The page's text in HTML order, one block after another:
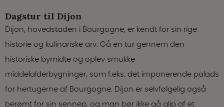
Dagstur til Dijon
Dijon, hovedstaden i Bourgogne, er kendt for sin rige
historie og kulinariske arv. Gå en tur gennem den
historiske bymidte og oplev smukke
middelalderbygninger, som f.eks. det imponerende palads
for hertugerne af Bourgogne. Dijon er selvfølgelig også
berømt for sin sennep, og man bør ikke gå glip af et